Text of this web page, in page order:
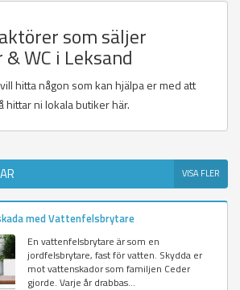
som säljer
WC i Leksand
hitta någon som kan hjälpa er med att
ni lokala butiker här.
VISA FLER
med Vattenfelsbrytare
En vattenfelsbrytare är som en
jordfelsbrytare, fast för vatten. Skydda er
mot vattenskador som familjen Ceder
gjorde. Varje år drabbas...